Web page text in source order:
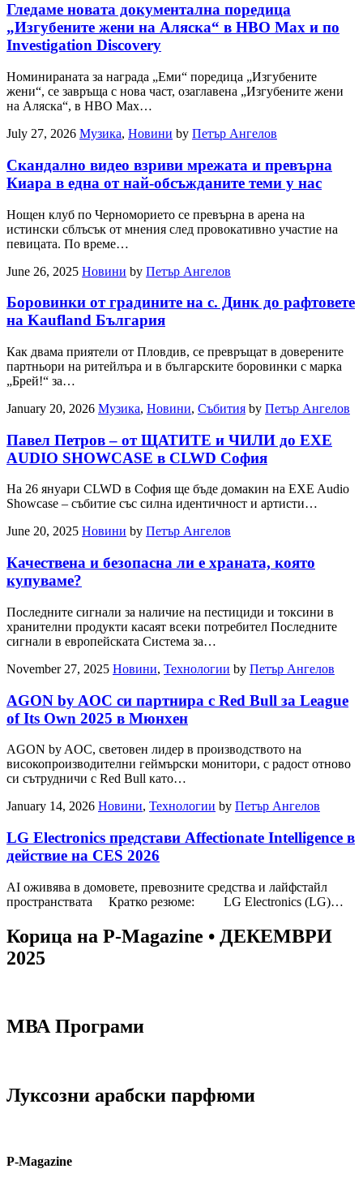
Гледаме новата документална поредица
„Изгубените жени на Аляска“ в HBO Max и по
Investigation Discovery
Номинираната за награда „Еми“ поредица „Изгубените
жени“, се завръща с нова част, озаглавена „Изгубените жени
на Аляска“, в HBO Max…
July 27, 2026 Музика, Новини by Петър Ангелов
Скандално видео взриви мрежата и превърна
Киара в една от най-обсъжданите теми у нас
Нощен клуб по Черноморието се превърна в арена на
истински сблъсък от мнения след провокативно участие на
певицата. По време…
June 26, 2025 Новини by Петър Ангелов
Боровинки от градините на с. Динк до рафтовете
на Kaufland България
Как двама приятели от Пловдив, се превръщат в доверените
партньори на ритейлъра и в българските боровинки с марка
„Брей!“ за…
January 20, 2026 Музика, Новини, Събития by Петър Ангелов
Павел Петров – от ЩАТИТЕ и ЧИЛИ до EXE
AUDIO SHOWCASE в CLWD София
На 26 януари CLWD в София ще бъде домакин на EXE Audio
Showcase – събитие със силна идентичност и артисти…
June 20, 2025 Новини by Петър Ангелов
Качествена и безопасна ли е храната, която
купуваме?
Последните сигнали за наличие на пестициди и токсини в
хранителни продукти касаят всеки потребител Последните
сигнали в европейската Система за…
November 27, 2025 Новини, Технологии by Петър Ангелов
AGON by AOC си партнира с Red Bull за League
of Its Own 2025 в Мюнхен
AGON by AOC, световен лидер в производството на
високопроизводителни геймърски монитори, с радост отново
си сътрудничи с Red Bull като…
January 14, 2026 Новини, Технологии by Петър Ангелов
LG Electronics представи Affectionate Intelligence в
действие на CES 2026
AI оживява в домовете, превозните средства и лайфстайл
пространствата Кратко резюме: LG Electronics (LG)…
Корица на P-Magazine • ДЕКЕМВРИ
2025
МВА Програми
Луксозни арабски парфюми
P-Magazine